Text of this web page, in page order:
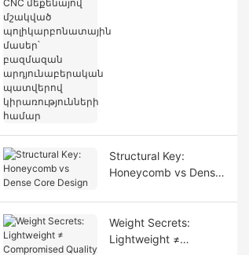
Structural Key:
Honeycomb vs Dense
Weight Secrets:
Lightweight ≠